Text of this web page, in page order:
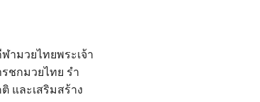
มวยไทยพระเจ้า
ชกมวยไทย รำ
และเสริมสร้าง